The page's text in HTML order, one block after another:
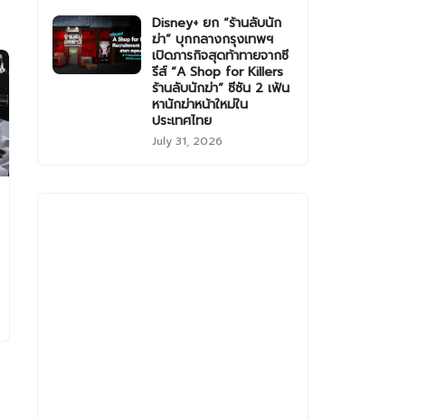
Disney+ ยก “ร้านลับนัก
ฆ่า” บุกกลางกรุงเทพฯ
เปิดภารกิจสุดท้าทายจากซี
รีส์ “A Shop for Killers
ร้านลับนักฆ่า” ซีซัน 2 เฟ้น
หานักฆ่าหน้าใหม่ใน
ประเทศไทย
July 31, 2026